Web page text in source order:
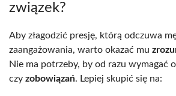
związek?
Aby złagodzić presję, którą odczuwa
zaangażowania, warto okazać mu
Nie ma potrzeby, by od razu wymagać
czy zobowiązań. Lepiej skupić się na: